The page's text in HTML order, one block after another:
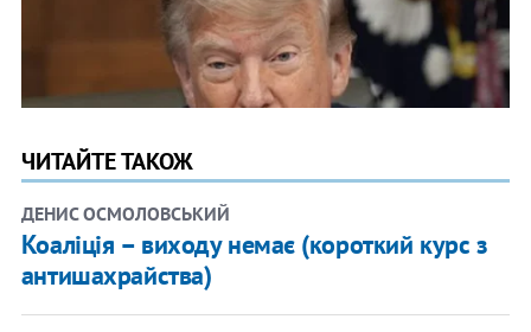
ЧИТАЙТЕ ТАКОЖ
ДЕНИС ОСМОЛОВСЬКИЙ
Коаліція – виходу немає (короткий курс з
антишахрайства)